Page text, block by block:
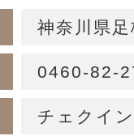
神奈川県
0460-82-
チェクイ